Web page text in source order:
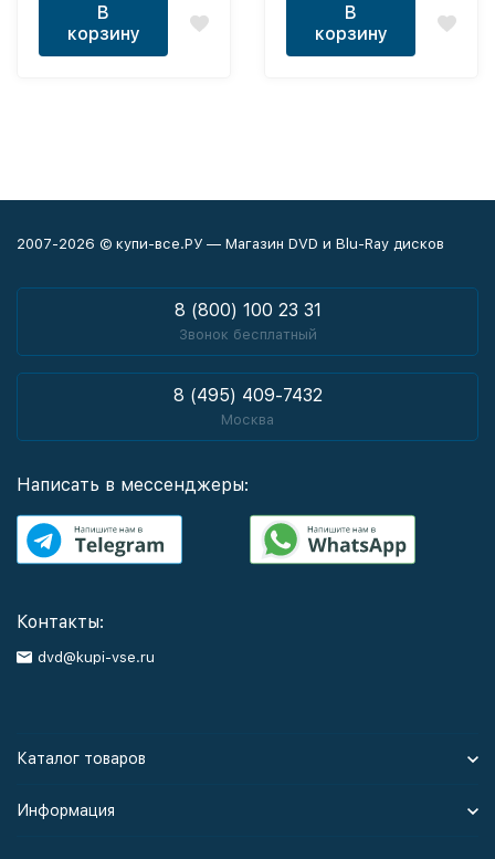
В
корзину
В
корзину
2007-2026 © купи-все.РУ — Магазин DVD и Blu-Ray дисков
8 (800) 100 23 31
Звонок бесплатный
8 (495) 409-7432
Москва
Написать в мессенджеры:
Контакты:
dvd@kupi-vse.ru
Каталог товаров
Информация